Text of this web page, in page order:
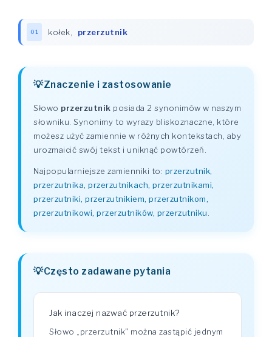
01 kołek przerzutnik
Znaczenie i zastosowanie
Słowo przerzutnik posiada 2 synonimów w naszym
słowniku. Synonimy to wyrazy bliskoznaczne, które
możesz użyć zamiennie w różnych kontekstach, aby
urozmaicić swój tekst i uniknąć powtórzeń.
Najpopularniejsze zamienniki to: przerzutnik,
przerzutnika, przerzutnikach, przerzutnikami,
przerzutniki, przerzutnikiem, przerzutnikom,
przerzutnikowi, przerzutników, przerzutniku
Często zadawane pytania
Jak inaczej nazwać przerzutnik?
Słowo „przerzutnik" można zastąpić jednym